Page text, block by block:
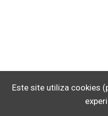
Este site utiliza cookies